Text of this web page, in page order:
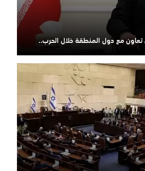
مع دول المنطقة خلال الحرب..